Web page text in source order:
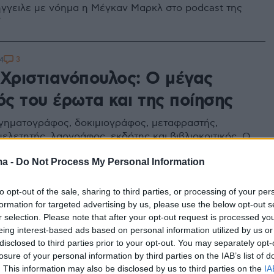
- Do Not Process My Personal Information
opt-out of the sale, sharing to third parties, or processing of your
for targeted advertising by us, please use the below opt-out
selection. Please note that after your opt-out request is processed
interest-based ads based on personal information utilized by us
to third parties prior to your opt-out. You may separately
of your personal information by third parties on the IAB’s list of
This information may also be disclosed by us to third parties on the
με νόημα η Μέγκαν Μαρκλ στο podcast της
Ο μέγας
του έρωτα και της ποίησης
δοκιμιογράφος, μεταφραστής,
λαογράφος, εκδότης και βιβλιοκριτικός. Ο
άφησε την τελευταία του πνοή στα 89 του
ένα θεοσεβούμενο όνομα σ’ ένα
σώμα
3
Χριστιανόπουλος: Λιγοστοί
συγγενείς σήμερα στο
2